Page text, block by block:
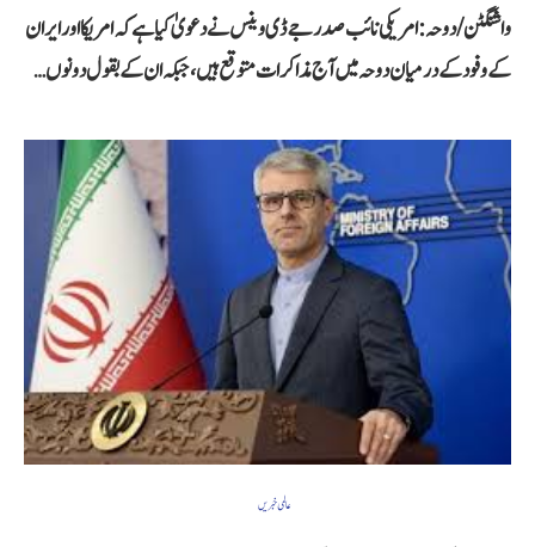
واشنگٹن/دوحہ: امریکی نائب صدر جے ڈی وینس نے دعویٰ کیا ہے کہ امریکا اور ایران
کے وفود کے درمیان دوحہ میں آج مذاکرات متوقع ہیں، جبکہ ان کے بقول دونوں…
عالمی خبریں